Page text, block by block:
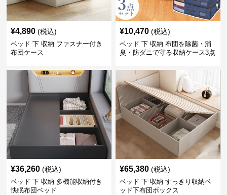
¥4,890 (税込)
ベッド 下 収納 ファスナー付き
布団ケース
¥10,470 (税込)
ベッド 下 収納 布団を除菌・消
臭・防ダニで守る収納ケース3点
¥36,260 (税込)
ベッド 下 収納 多機能収納付き
快眠布団ベッド
¥65,380 (税込)
ベッド 下 収納 すっきり収納ベ
ッド下布団ボックス